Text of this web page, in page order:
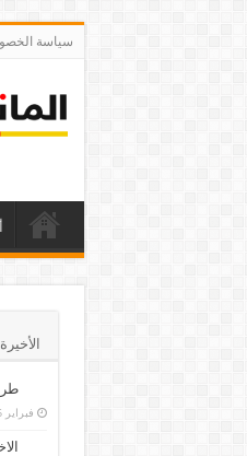
سياسة
الأخيرة
فبراير 5, 2020